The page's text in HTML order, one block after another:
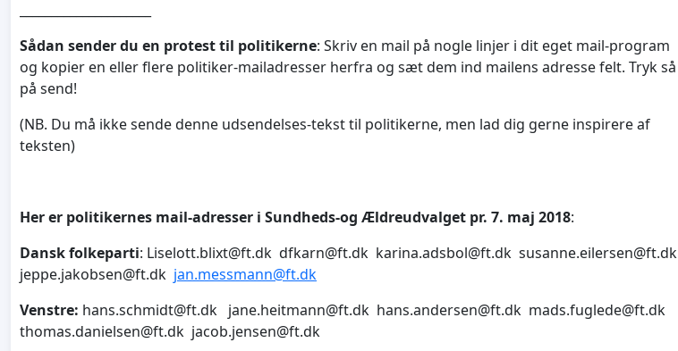
Sådan sender du en protest til politikerne: Skriv en mail på nogle linjer i dit eget mail-program
og kopier en eller flere politiker-mailadresser herfra og sæt dem ind mailens adresse felt. Tryk så
på send!
(NB. Du må ikke sende denne udsendelses-tekst til politikerne, men lad dig gerne inspirere af
teksten)
Her er politikernes mail-adresser i Sundheds-og Ældreudvalget pr. 7. maj 2018:
Dansk folkeparti: Liselott.blixt@ft.dk dfkarn@ft.dk karina.adsbol@ft.dk susanne.eilersen@ft.dk
jeppe.jakobsen@ft.dk jan.messmann@ft.dk
Venstre: hans.schmidt@ft.dk jane.heitmann@ft.dk hans.andersen@ft.dk mads.fuglede@ft.dk
thomas.danielsen@ft.dk jacob.jensen@ft.dk